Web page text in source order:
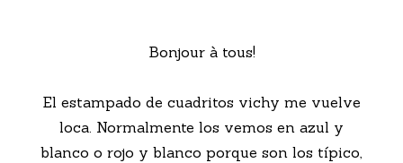
Bonjour à tous!
El estampado de cuadritos vichy me vuelve
loca. Normalmente los vemos en azul y
blanco o rojo y blanco porque son los típico,